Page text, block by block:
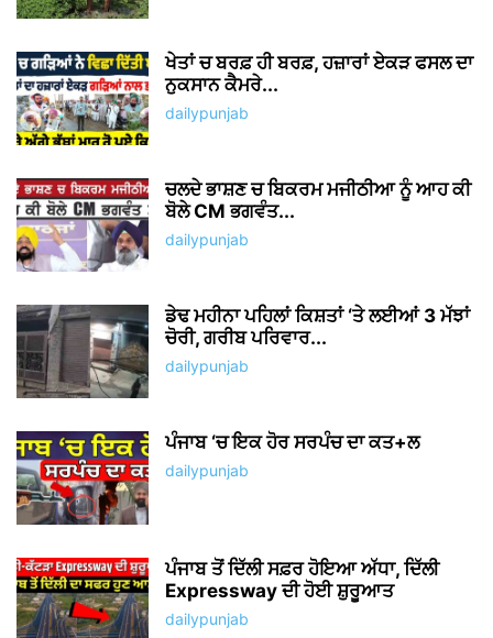
ਖੇਤਾਂ ਚ ਬਰਫ਼ ਹੀ ਬਰਫ਼, ਹਜ਼ਾਰਾਂ ਏਕੜ ਫਸਲ ਦਾ
ਨੁਕਸਾਨ ਕੈਮਰੇ...
dailypunjab
ਚਲਦੇ ਭਾਸ਼ਣ ਚ ਬਿਕਰਮ ਮਜੀਠੀਆ ਨੂੰ ਆਹ ਕੀ
ਬੋਲੇ CM ਭਗਵੰਤ...
dailypunjab
ਡੇਢ ਮਹੀਨਾ ਪਹਿਲਾਂ ਕਿਸ਼ਤਾਂ ‘ਤੇ ਲਈਆਂ 3 ਮੱਝਾਂ
ਚੋਰੀ, ਗਰੀਬ ਪਰਿਵਾਰ...
dailypunjab
ਪੰਜਾਬ ‘ਚ ਇਕ ਹੋਰ ਸਰਪੰਚ ਦਾ ਕਤ+ਲ
dailypunjab
ਪੰਜਾਬ ਤੋਂ ਦਿੱਲੀ ਸਫ਼ਰ ਹੋਇਆ ਅੱਧਾ, ਦਿੱਲੀ
Expressway ਦੀ ਹੋਈ ਸ਼ੁਰੂਆਤ
dailypunjab